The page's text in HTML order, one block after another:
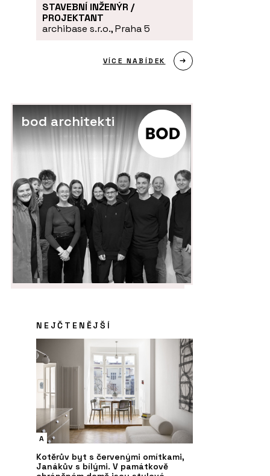
SLUŽBY
STAVEBNÍ INŽENÝR /
PROJEKTANT
archibase s.r.o., Praha 5
VÍCE NABÍDEK
bod architekti
NEJČTENĚJŠÍ
A
Kotěrův byt s červenými omítkami,
Janákův s bílými. V památkově